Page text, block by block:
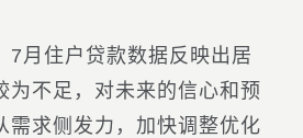
住户贷款数据反映出居
为不足，对未来的信心和预
需求侧发力，加快调整优化